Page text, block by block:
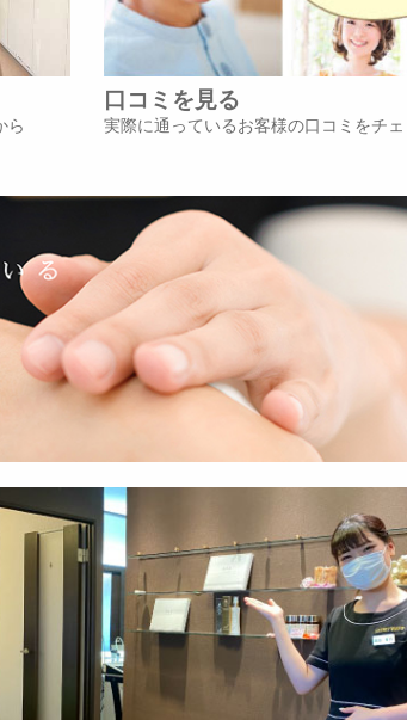
ら
口コミを見る
実際に通っているお客様の口コミをチェ